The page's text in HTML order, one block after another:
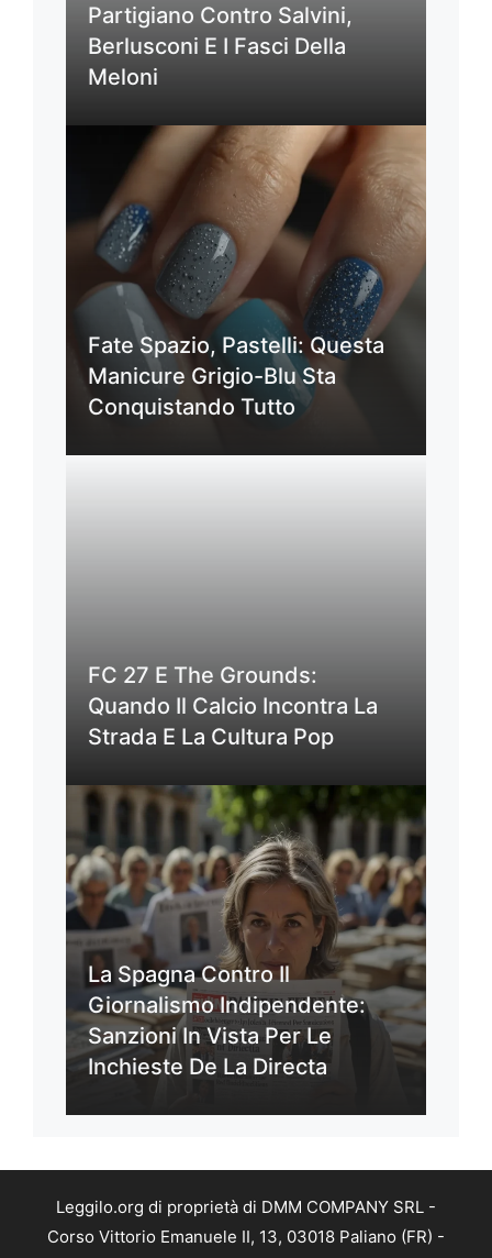
Partigiano Contro Salvini,
Berlusconi E I Fasci Della
Meloni
Fate Spazio, Pastelli: Questa
Manicure Grigio-Blu Sta
Conquistando Tutto
FC 27 E The Grounds:
Quando Il Calcio Incontra La
Strada E La Cultura Pop
La Spagna Contro Il
Giornalismo Indipendente:
Sanzioni In Vista Per Le
Inchieste De La Directa
Leggilo.org di proprietà di DMM COMPANY SRL -
Corso Vittorio Emanuele II, 13, 03018 Paliano (FR) -